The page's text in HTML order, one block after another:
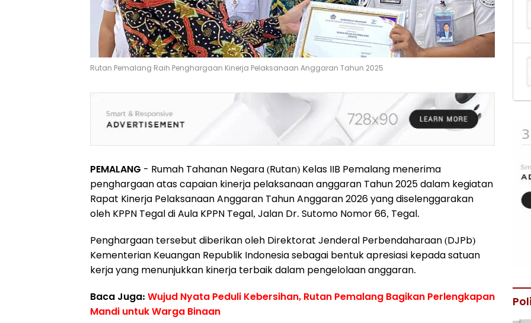
Rutan Pemalang Raih Penghargaan Kinerja Pelaksanaan Anggaran Tahun 2025
PEMALANG - Rumah Tahanan Negara (Rutan) Kelas IIB Pemalang menerima
penghargaan atas capaian kinerja pelaksanaan anggaran Tahun 2025 dalam kegiatan
Rapat Kinerja Pelaksanaan Anggaran Tahun Anggaran 2026 yang diselenggarakan
oleh KPPN Tegal di Aula KPPN Tegal, Jalan Dr. Sutomo Nomor 66, Tegal.
Penghargaan tersebut diberikan oleh Direktorat Jenderal Perbendaharaan (DJPb)
Kementerian Keuangan Republik Indonesia sebagai bentuk apresiasi kepada satuan
kerja yang menunjukkan kinerja terbaik dalam pengelolaan anggaran.
Baca Juga: Wujud Nyata Peduli Kebersihan, Rutan Pemalang Bagikan Perlengkapan
Mandi untuk Warga Binaan